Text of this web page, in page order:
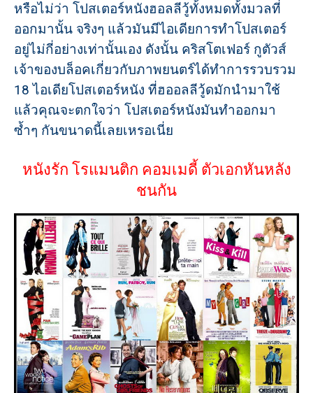
หรือไม่ว่า โปสเตอร์หนังฮอลลีวู้ทั้งหมดทั้งมวลที่
ออกมานั้น จริงๆ แล้วมันมีไอเดียการทำโปสเตอร์
อยู่ไม่กี่อย่างเท่านั้นเอง ดังนั้น คริสโตเฟอร์ กูตัวส์
เจ้าของบล็อคเกี่ยวกับภาพยนตร์ได้ทำการรวบรวม
18 ไอเดียโปสเตอร์หนัง ที่ฮออลลีวู้ดมักนำมาใช้
แล้วคุณจะตกใจว่า โปสเตอร์หนังมันทำออกมา
ซ้ำๆ กันขนาดนี้เลยเหรอเนี่ย
หนังรัก โรแมนติก คอมเมดี้ ตัวเอกหันหลัง
ชนกัน